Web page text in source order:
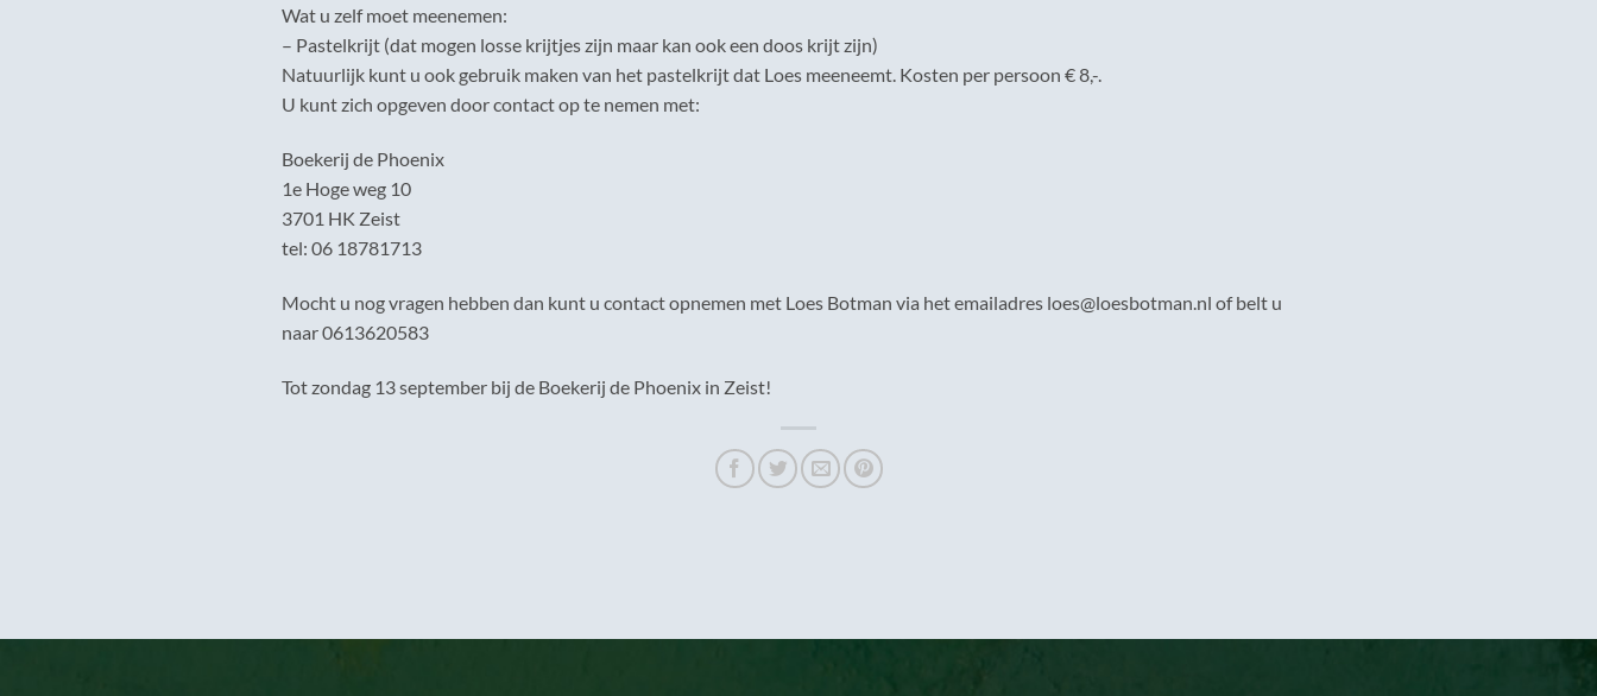
Wat u zelf moet meenemen:
– Pastelkrijt (dat mogen losse krijtjes zijn maar kan ook een doos krijt zijn)
Natuurlijk kunt u ook gebruik maken van het pastelkrijt dat Loes meeneemt. Kosten per persoon € 8,-.
U kunt zich opgeven door contact op te nemen met:
Boekerij de Phoenix
1e Hoge weg 10
3701 HK Zeist
tel: 06 18781713
Mocht u nog vragen hebben dan kunt u contact opnemen met Loes Botman via het emailadres loes@loesbotman.nl of belt u
naar 0613620583
Tot zondag 13 september bij de Boekerij de Phoenix in Zeist!